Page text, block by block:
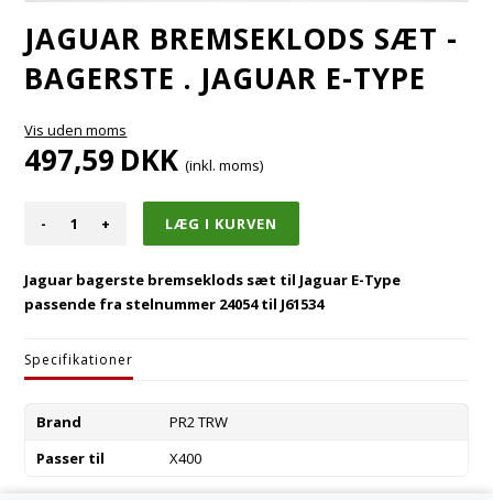
JAGUAR BREMSEKLODS SÆT -
BAGERSTE . JAGUAR E-TYPE
Vis uden moms
497,59 DKK (inkl. moms)
- +
Jaguar bagerste bremseklods sæt til Jaguar E-Type
passende fra stelnummer 24054 til J61534
Specifikationer
Brand
PR2 TRW
Passer til
X400